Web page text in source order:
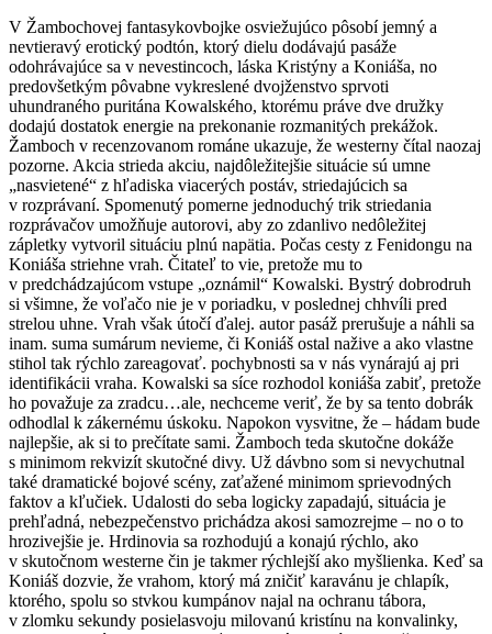
V Žambochovej fantasykovbojke osviežujúco pôsobí jemný a
nevtieravý erotický podtón, ktorý dielu dodávajú pasáže
odohrávajúce sa v nevestincoch, láska Kristýny a Koniáša, no
predovšetkým pôvabne vykreslené dvojženstvo sprvoti
uhundraného puritána Kowalského, ktorému práve dve družky
dodajú dostatok energie na prekonanie rozmanitých prekážok.
Žamboch v recenzovanom románe ukazuje, že westerny čítal naozaj
pozorne. Akcia strieda akciu, najdôležitejšie situácie sú umne
„nasvietené“ z hľadiska viacerých postáv, striedajúcich sa
v rozprávaní. Spomenutý pomerne jednoduchý trik striedania
rozprávačov umožňuje autorovi, aby zo zdanlivo nedôležitej
zápletky vytvoril situáciu plnú napätia. Počas cesty z Fenidongu na
Koniáša striehne vrah. Čitateľ to vie, pretože mu to
v predchádzajúcom vstupe „oznámil“ Kowalski. Bystrý dobrodruh
si všimne, že voľačo nie je v poriadku, v poslednej chhvíli pred
strelou uhne. Vrah však útočí ďalej. autor pasáž prerušuje a náhli sa
inam. suma sumárum nevieme, či Koniáš ostal nažive a ako vlastne
stihol tak rýchlo zareagovať. pochybnosti sa v nás vynárajú aj pri
identifikácii vraha. Kowalski sa síce rozhodol koniáša zabiť, pretože
ho považuje za zradcu…ale, nechceme veriť, že by sa tento dobrák
odhodlal k zákernému úskoku. Napokon vysvitne, že – hádam bude
najlepšie, ak si to prečítate sami. Žamboch teda skutočne dokáže
s minimom rekvizít skutočné divy. Už dávbno som si nevychutnal
také dramatické bojové scény, zaťažené minimom sprievodných
faktov a kľučiek. Udalosti do seba logicky zapadajú, situácia je
prehľadná, nebezpečenstvo prichádza akosi samozrejme – no o to
hrozivejšie je. Hrdinovia sa rozhodujú a konajú rýchlo, ako
v skutočnom westerne čin je takmer rýchlejší ako myšlienka. Keď sa
Koniáš dozvie, že vrahom, ktorý má zničiť karavánu je chlapík,
ktorého, spolu so stvkou kumpánov najal na ochranu tábora,
v zlomku sekundy posielasvoju milovanú kristínu na konvalinky,